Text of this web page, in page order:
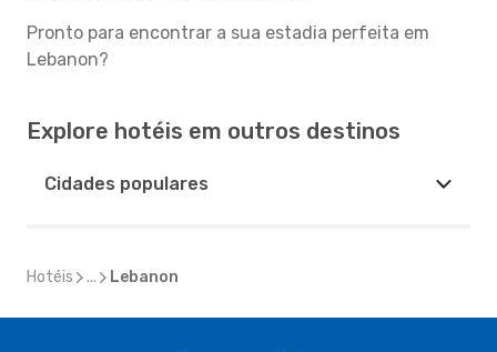
Pronto para encontrar a sua estadia perfeita em
Lebanon?
Explore hotéis em outros destinos
Cidades populares
Hotéis ... Lebanon